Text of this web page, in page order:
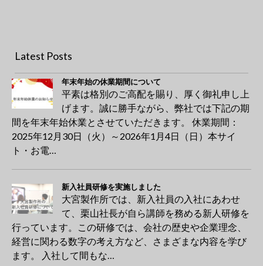
Latest Posts
年末年始の休業期間について
平素は格別のご高配を賜り、厚く御礼申し上
げます。誠に勝手ながら、弊社では下記の期
間を年末年始休業とさせていただきます。 休業期間：
2025年12月30日（火）～2026年1月4日（日）本サイ
ト・お電…
新入社員研修を実施しました
大宮製作所では、新入社員の入社にあわせ
て、栗山社長が自ら講師を務める新人研修を
行っています。この研修では、会社の歴史や企業理念、
経営に関わる数字の考え方など、さまざまな内容を学び
ます。 入社して間もな…